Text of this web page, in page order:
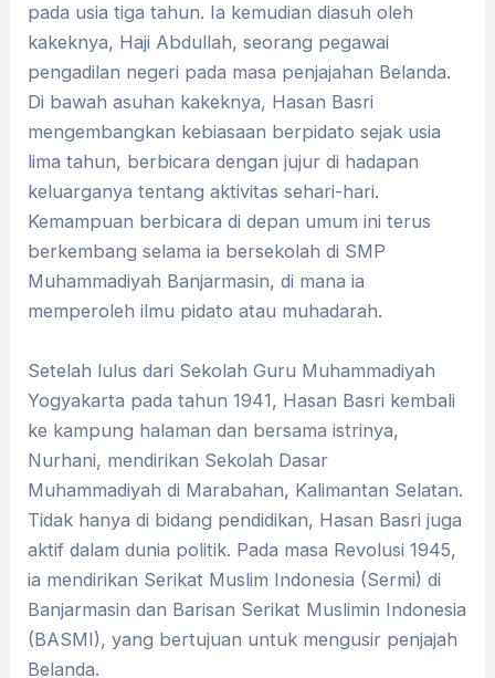
pada usia tiga tahun. Ia kemudian diasuh oleh
kakeknya, Haji Abdullah, seorang pegawai
pengadilan negeri pada masa penjajahan Belanda.
Di bawah asuhan kakeknya, Hasan Basri
mengembangkan kebiasaan berpidato sejak usia
lima tahun, berbicara dengan jujur di hadapan
keluarganya tentang aktivitas sehari-hari.
Kemampuan berbicara di depan umum ini terus
berkembang selama ia bersekolah di SMP
Muhammadiyah Banjarmasin, di mana ia
memperoleh ilmu pidato atau muhadarah.
Setelah lulus dari Sekolah Guru Muhammadiyah
Yogyakarta pada tahun 1941, Hasan Basri kembali
ke kampung halaman dan bersama istrinya,
Nurhani, mendirikan Sekolah Dasar
Muhammadiyah di Marabahan, Kalimantan Selatan.
Tidak hanya di bidang pendidikan, Hasan Basri juga
aktif dalam dunia politik. Pada masa Revolusi 1945,
ia mendirikan Serikat Muslim Indonesia (Sermi) di
Banjarmasin dan Barisan Serikat Muslimin Indonesia
(BASMI), yang bertujuan untuk mengusir penjajah
Belanda.